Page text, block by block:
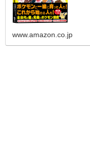
www.amazon.co.jp